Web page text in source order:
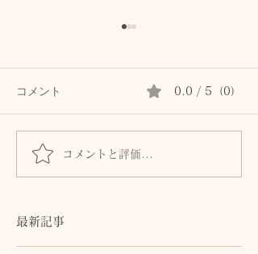
睡眠の質を高めたい夏の
夜に。パチュリ・ジュニ
ロマ習慣
コメント 0.0 / 5（0）
コメントと評価...
最新記事